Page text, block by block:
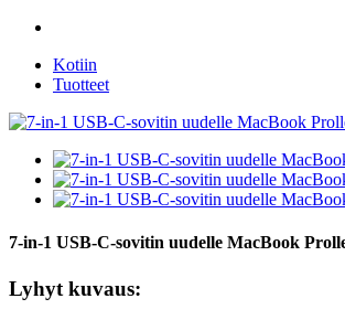
Kotiin
Tuotteet
7-in-1 USB-C-sovitin uudelle MacBook
Lyhyt kuvaus: